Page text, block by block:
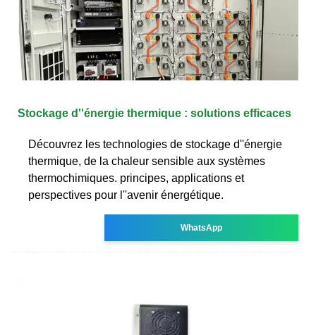
Stockage d''énergie thermique : solutions efficaces
Découvrez les technologies de stockage d''énergie
thermique, de la chaleur sensible aux systèmes
thermochimiques. principes, applications et
perspectives pour l''avenir énergétique.
WhatsApp